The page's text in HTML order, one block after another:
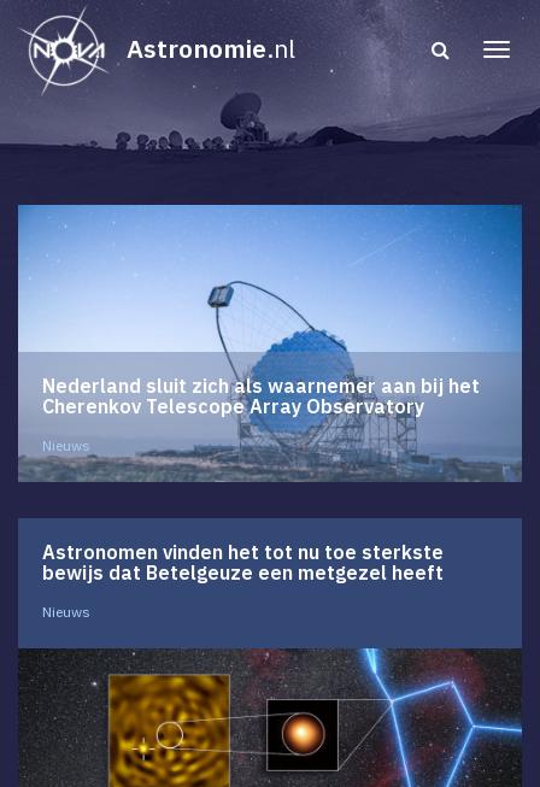
Astronomie.nl
Nederland sluit zich als waarnemer aan bij het
Cherenkov Telescope Array Observatory
Nieuws
Astronomen vinden het tot nu toe sterkste
bewijs dat Betelgeuze een metgezel heeft
Nieuws